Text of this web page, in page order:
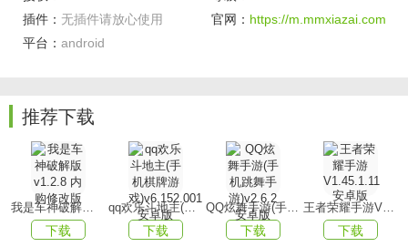
【氛围营造】
童话故事氛围，这不仅增加了游戏的可玩性和挑战性，更是
【养成路线】
好和需求进行任意的挑选和切换。
游戏亮点
【持续推进】
插件： 无插件请放心使用 官网： https://m.mmxiazai.com
平台： android
推荐下载
我是车神破解版v1.2.8 内购修改版
下载
qq欢乐斗地主(手机棋牌游戏)v6.152.001安卓版
下载
QQ炫舞手游(手机跳舞手游)v2.6.2 安卓版
下载
王者荣耀手游V1.45.1.11 安卓版
下载